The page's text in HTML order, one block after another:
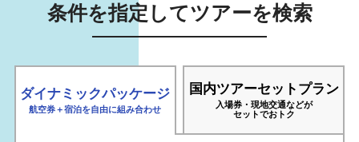
条件を指定してツアーを検索
ダイナミックパッケージ
航空券＋宿泊を自由に組み合わせ
国内ツアーセットプラン
入場券・現地交通などが
セットでおトク